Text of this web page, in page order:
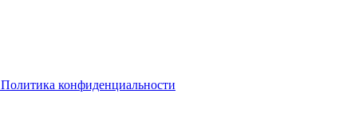
Политика конфиденциальности